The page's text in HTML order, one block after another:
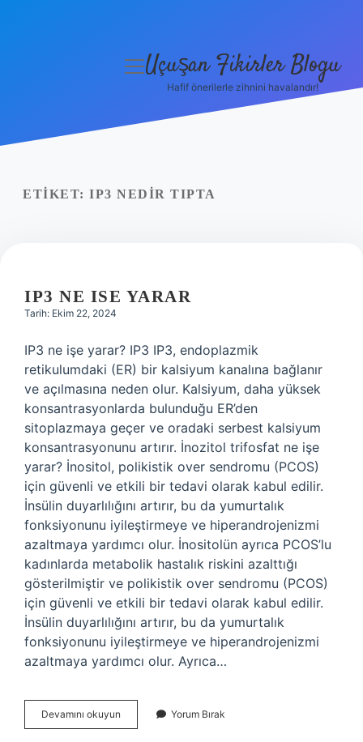
Yasal Uyarı
menüyü
Uçuşan Fikirler Blogu
Hafif önerilerle zihnini havalandır!
ETIKET: IP3 NEDIR TIPTA
IP3 NE ISE YARAR
Tarih: Ekim 22, 2024
IP3 ne işe yarar? IP3 IP3, endoplazmik
retikulumdaki (ER) bir kalsiyum kanalına bağlanır
ve açılmasına neden olur. Kalsiyum, daha yüksek
konsantrasyonlarda bulunduğu ER’den
sitoplazmaya geçer ve oradaki serbest kalsiyum
konsantrasyonunu artırır. İnozitol trifosfat ne işe
yarar? İnositol, polikistik over sendromu (PCOS)
için güvenli ve etkili bir tedavi olarak kabul edilir.
İnsülin duyarlılığını artırır, bu da yumurtalık
fonksiyonunu iyileştirmeye ve hiperandrojenizmi
azaltmaya yardımcı olur. İnositolün ayrıca PCOS’lu
kadınlarda metabolik hastalık riskini azalttığı
gösterilmiştir ve polikistik over sendromu (PCOS)
için güvenli ve etkili bir tedavi olarak kabul edilir.
İnsülin duyarlılığını artırır, bu da yumurtalık
fonksiyonunu iyileştirmeye ve hiperandrojenizmi
azaltmaya yardımcı olur. Ayrıca…
Devamını okuyun
Ne
Yorum Bırak